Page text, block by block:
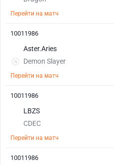
Перейти на матч
Aster.Aries
Demon Slayer
Перейти на матч
10011986
LBZS
CDEC
Перейти на матч
10011986
10011986